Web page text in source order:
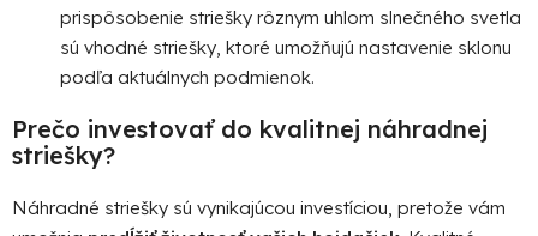
prispôsobenie striešky rôznym uhlom slnečného svetla
sú vhodné striešky, ktoré umožňujú nastavenie sklonu
podľa aktuálnych podmienok.
Prečo investovať do kvalitnej náhradnej
striešky?
Náhradné striešky sú vynikajúcou investíciou, pretože vám